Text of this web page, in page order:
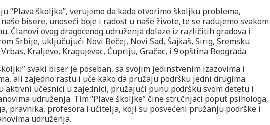
“Plava školjka”, verujemo da kada otvorimo školjku problema,
bisere, unoseći boje i radost u naše živote, te se radujemo svakom
Članovi ovog dragocenog udruženja dolaze iz različitih gradova i
Srbije, uključujući Novi Bečej, Novi Sad, Šajkaš, Sirig, Sremsku
Kraljevo, Kragujevac, Ćupriju, Gračac, i 9 opština Beograda.
svaki biser je poseban, sa svojim jedinstvenim izazovima i
ali zajedno rastu i uče kako da pružaju podršku jedni drugima.
aktivni učesnici u zajednici, pružajući punu podršku svom detetu i
udruženja. Tim “Plave školjke” čine stručnjaci poput psihologa,
pravnika, profesora i učitelja, koji su posvećeni pružanju podrške i
udruženja.